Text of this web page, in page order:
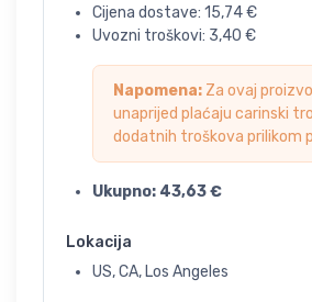
Cijena dostave: 15,74€
Uvozni troškovi: 3,40 €
Napomena: Za ovaj
unaprijed plaćaju carinski
dodatnih troškova prilikom
Ukupno: 43,63€
Lokacija
US, CA, Los Angeles